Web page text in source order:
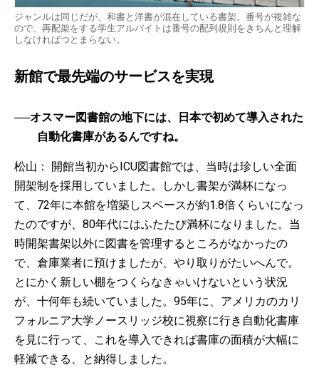
ジャンルは同じだが、和書と洋書が混在している書架。番号が複雑な
ので、再配架をする学生アルバイトは番号の配列規則をきちんと理解
しなければつとまらない。
新館で最先端のサービスを実現
──オスマー図書館の地下には、日本で初めて導入された
自動化書庫があるんですね。
松山： 開館当初からICU図書館では、当時は珍しい全面
開架制を採用していました。しかし書架が満杯になっ
て、72年に本館を増築しスペースが約1.8倍くらいになっ
たのですが、80年代にはふたたび満杯になりました。当
時開架書架以外に図書を管理するところがなかったの
で、倉庫業者に預けましたが、やり取りがたいへんで。
とにかく新しい棚をつくらなきゃいけないという状況
が、十何年も続いていました。95年に、アメリカのカリ
フォルニア大学ノースリッジ校に視察に行き自動化書庫
を見に行って、これを導入できれば書庫の面積が大幅に
軽減できる、と納得しました。